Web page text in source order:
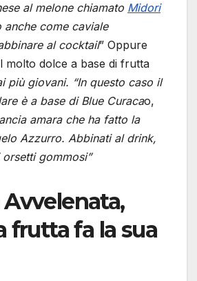
al melone chiamato Midori
anche come caviale
al cocktail” Oppure
molto dolce a base di frutta
più giovani. “In questo caso il
è a base di Blue Curacao,
amara che ha fatto la
Azzurro. Abbinati al drink,
gommosi”
Avvelenata,
frutta fa la sua